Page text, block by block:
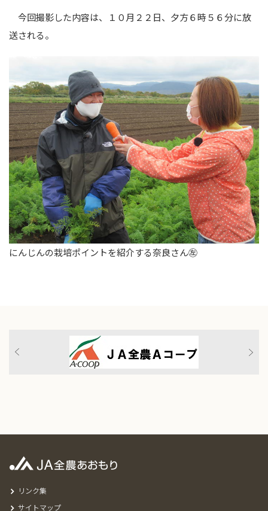
今回撮影した内容は、１０月２２日、夕方６時５６分に放
送される。
にんじんの栽培ポイントを紹介する奈良さん㊧
リンク集
サイトマップ